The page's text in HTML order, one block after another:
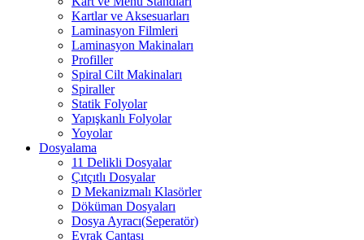
Kartlar ve Aksesuarları
Laminasyon Filmleri
Laminasyon Makinaları
Profiller
Spiral Cilt Makinaları
Spiraller
Statik Folyolar
Yapışkanlı Folyolar
Yoyolar
Dosyalama
11 Delikli Dosyalar
Çıtçıtlı Dosyalar
D Mekanizmalı Klasörler
Döküman Dosyaları
Dosya Ayracı(Seperatör)
Evrak Çantası